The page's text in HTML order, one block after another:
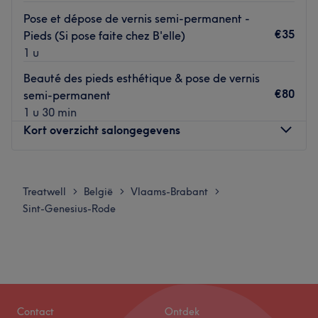
Pose et dépose de vernis semi-permanent -
Pieds (Si pose faite chez B'elle)
1 u
€35
Beauté des pieds esthétique & pose de vernis
semi-permanent
1 u 30 min
€80
Kort overzicht salongegevens
Dinsdag
09:00
Woensdag
Bienvenue chez B'elle, un institut de beauté installé à
Treatwell > België > Vlaams-Brabant >
Sint-Genesius-Rode
Contact Ontdek